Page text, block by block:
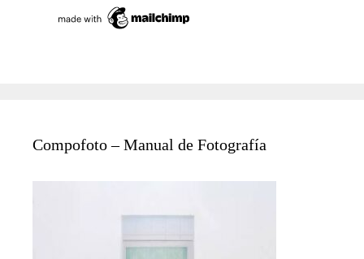
Compofoto – Manual de Fotografía